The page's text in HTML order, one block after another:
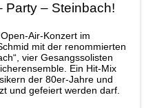
Party – Steinbach!
Air-Konzert im
mit der renommierten
vier Gesangssolisten
Ein Hit-Mix
der 80er-Jahre und
und gefeiert werden darf.